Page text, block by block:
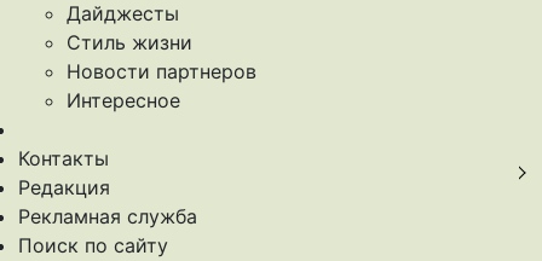
Дайджесты
Стиль жизни
Новости партнеров
Интересное
Контакты
Редакция
Рекламная служба
Поиск по сайту